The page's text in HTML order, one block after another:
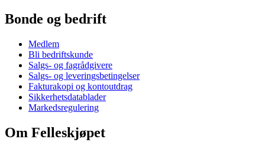
Bonde og bedrift
Medlem
Bli bedriftskunde
Salgs- og fagrådgivere
Salgs- og leveringsbetingelser
Fakturakopi og kontoutdrag
Sikkerhetsdatablader
Markedsregulering
Om Felleskjøpet